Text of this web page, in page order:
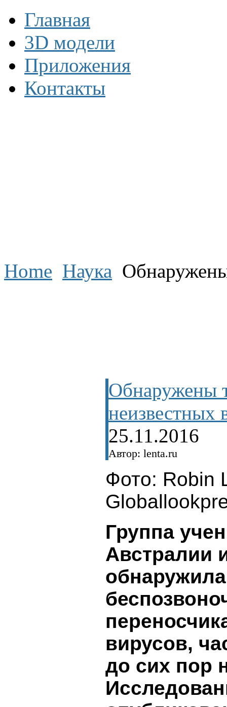
Главная
3D модели
Приложения
Контакты
Home Наука
Обнаружены
неизвестных
25.11.2016
Автор: lenta.ru
Фото: Robin
Группа
Австралии
вирусов,
до сих пор